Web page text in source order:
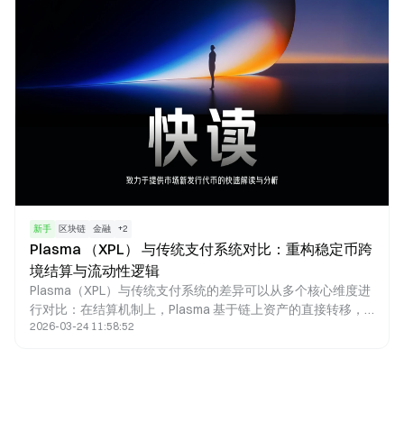
新手 区块链 金融 +2
Plasma （XPL） 与传统支付系统对比：重构稳定币跨
境结算与流动性逻辑
Plasma（XPL）与传统支付系统的差异可以从多个核心维度进
行对比：在结算机制上，Plasma 基于链上资产的直接转移，
而传统系统依赖账户记账与中介清算；在结算效率与成本结构
2026-03-24 11:58:52